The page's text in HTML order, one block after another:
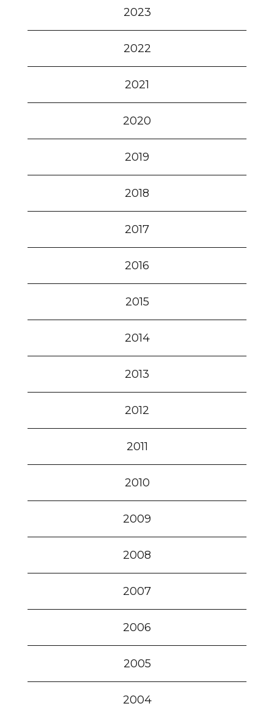
2023
2022
2021
2020
2019
2018
2017
2016
2015
2014
2013
2012
2011
2010
2009
2008
2007
2006
2005
2004